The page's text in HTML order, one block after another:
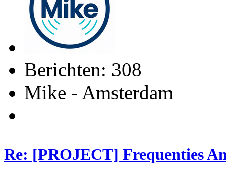
Berichten: 308
Mike - Amsterdam
Re: [PROJECT] Frequenties